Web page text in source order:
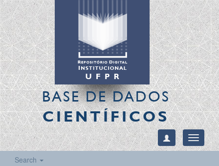
BASE DE DADOS
CIENTÍFICOS
Toggle
Search